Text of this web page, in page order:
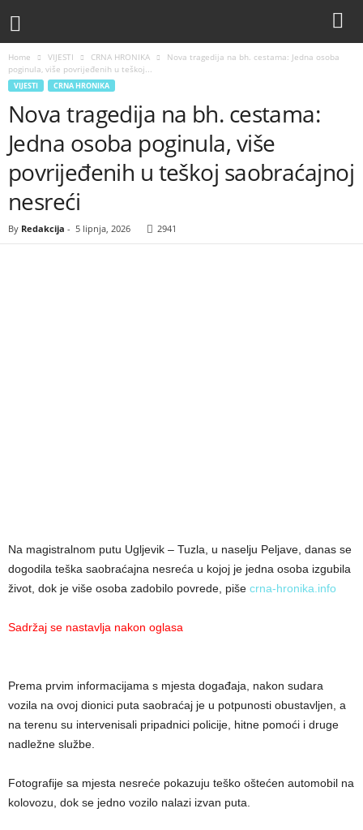
Home VIJESTI CRNA HRONIKA
Nova tragedija na bh. cestama: Jedna osoba
poginula, više povrijeđenih u teškoj...
VIJESTI CRNA HRONIKA
Nova tragedija na bh. cestama:
Jedna osoba poginula, više
povrijeđenih u teškoj saobraćajnoj
nesreći
By Redakcija - 5 lipnja, 2026 2941
Na magistralnom putu Ugljevik – Tuzla, u naselju Peljave, danas se
dogodila teška saobraćajna nesreća u kojoj je jedna osoba izgubila
život, dok je više osoba zadobilo povrede, piše crna-hronika.info
Sadržaj se nastavlja nakon oglasa
Prema prvim informacijama s mjesta događaja, nakon sudara
vozila na ovoj dionici puta saobraćaj je u potpunosti obustavljen, a
na terenu su intervenisali pripadnici policije, hitne pomoći i druge
nadležne službe.
Fotografije sa mjesta nesreće pokazuju teško oštećen automobil na
kolovozu, dok se jedno vozilo nalazi izvan puta.